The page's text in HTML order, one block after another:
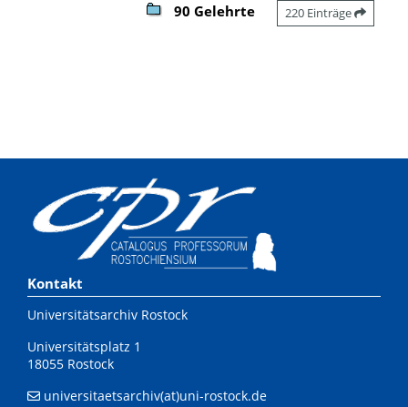
90 Gelehrte 220 Einträge
Kontakt
Universitätsarchiv Rostock
Universitätsplatz 1
18055 Rostock
universitaetsarchiv(at)uni-rostock.de